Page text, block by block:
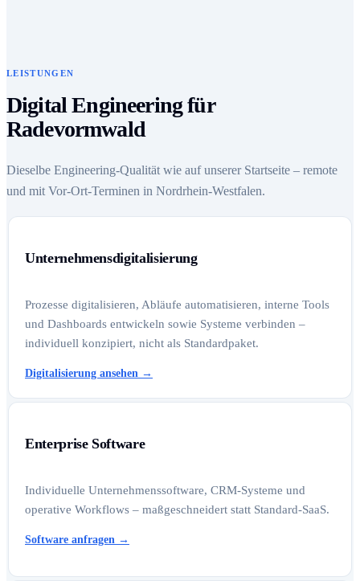
LEISTUNGEN
Digital Engineering für
Radevormwald
Dieselbe Engineering-Qualität wie auf unserer Startseite – remote
und mit Vor-Ort-Terminen in Nordrhein-Westfalen.
Unternehmensdigitalisierung
Prozesse digitalisieren, Abläufe automatisieren, interne Tools
und Dashboards entwickeln sowie Systeme verbinden –
individuell konzipiert, nicht als Standardpaket.
Digitalisierung ansehen →
Enterprise Software
Individuelle Unternehmenssoftware, CRM-Systeme und
operative Workflows – maßgeschneidert statt Standard-SaaS.
Software anfragen →